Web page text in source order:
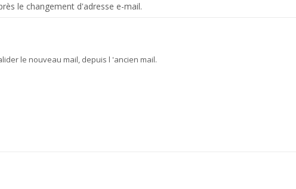
le changement d'adresse e-mail.
le nouveau mail, depuis l 'ancien mail.